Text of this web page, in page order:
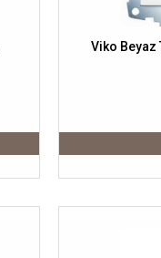
Viko Beyaz